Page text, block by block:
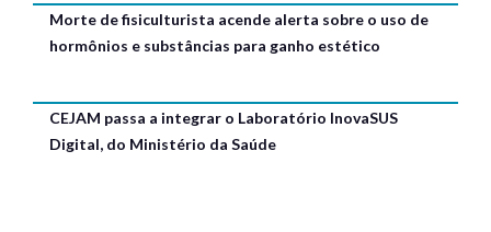
Morte de fisiculturista acende alerta sobre o uso de
hormônios e substâncias para ganho estético
CEJAM passa a integrar o Laboratório InovaSUS
Digital, do Ministério da Saúde